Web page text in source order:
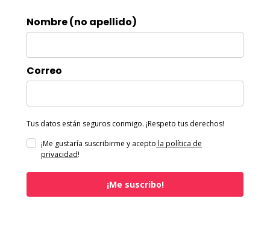
Nombre (no apellido)
Correo
Tus datos están seguros conmigo. ¡Respeto tus derechos!
¡Me gustaría suscribirme y acepto la política de
privacidad!
¡Me suscribo!